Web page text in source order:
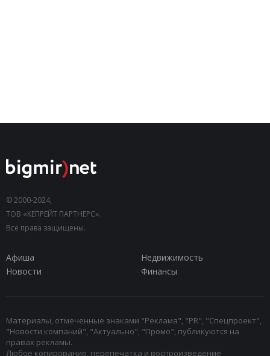
© 2000-2024,
ТОВ «КЕПРЕЙТ ПАРТНЕРС».
Все права защищены.
Афиша
Недвижимость
Новости
Финансы
Материалы, отмеченные знаками "Реклама", "PR", "Спецпроект",
"Новости компаний", "Актуально", "Промо", публикуются на
правах рекламы.
Любое копирование, перепечатка и воспроизведение